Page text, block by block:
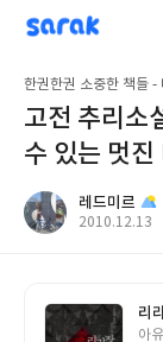
sarak
레드미르
한권한권 소중한 책들 -
고전 추리소
수 있는 멋진
레드미르
작
2010.12.13
리
글
아